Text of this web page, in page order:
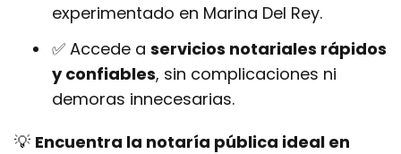
experimentado en Marina Del Rey.
✅ Accede a servicios notariales rápidos
y confiables, sin complicaciones ni
demoras innecesarias.
💡 Encuentra la notaría pública ideal en